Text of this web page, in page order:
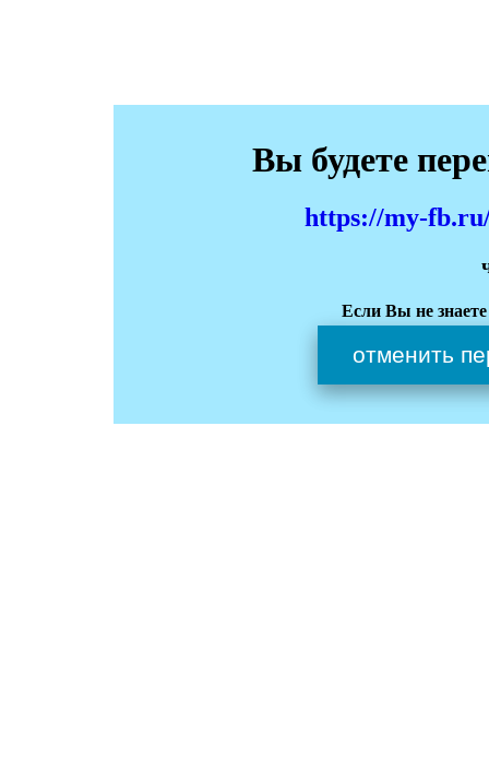
Вы будете
https://my-
Если Вы не
отменить